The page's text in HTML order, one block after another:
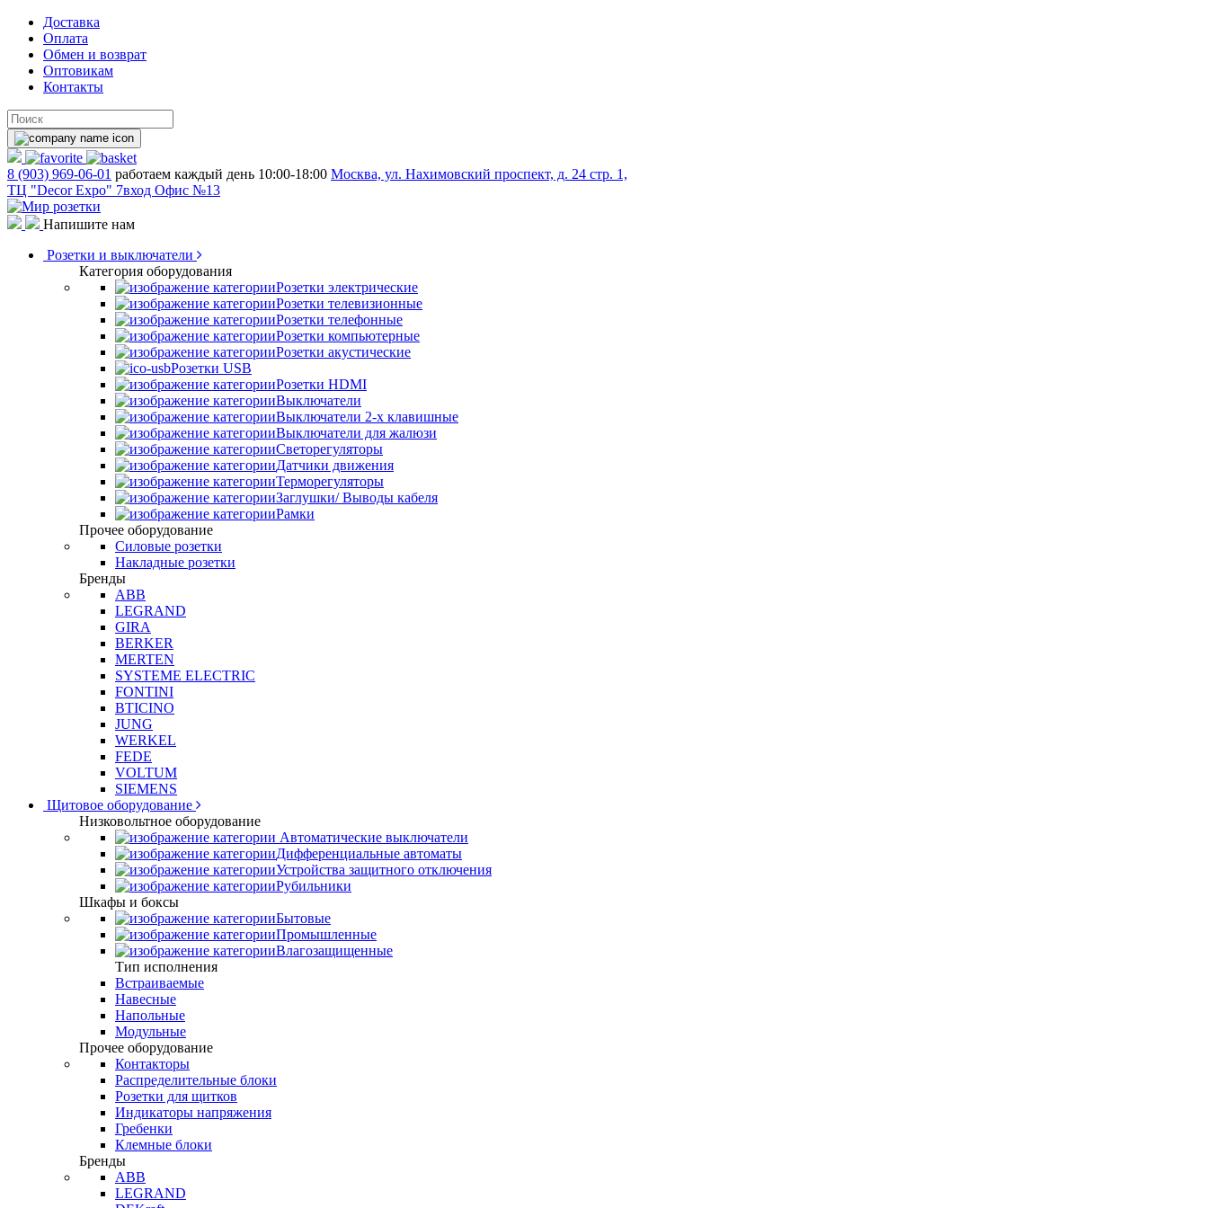
Доставка
Оплата
Обмен и возврат
Оптовикам
Контакты
8 (903) 969-06-01 работаем каждый день 10:00-18:00 Москва, ул. Нахимовский проспект, д. 24 стр. 1,
ТЦ "Decor Expo" 7вход Офис №13
Напишите нам
Розетки и выключатели
Категория оборудования
Розетки электрические
Розетки телевизионные
Розетки телефонные
Розетки компьютерные
Розетки акустические
Розетки USB
Розетки HDMI
Выключатели
Выключатели 2-х клавишные
Выключатели для жалюзи
Светорегуляторы
Датчики движения
Терморегуляторы
Заглушки/ Выводы кабеля
Рамки
Прочее оборудование
Силовые розетки
Накладные розетки
Бренды
ABB
LEGRAND
GIRA
BERKER
MERTEN
SYSTEME ELECTRIC
FONTINI
BTICINO
JUNG
WERKEL
FEDE
VOLTUM
SIEMENS
Щитовое оборудование
Низковольтное оборудование
Автоматические выключатели
Дифференциальные автоматы
Устройства защитного отключения
Рубильники
Шкафы и боксы
Бытовые
Промышленные
Влагозащищенные
Тип исполнения
Встраиваемые
Навесные
Напольные
Модульные
Прочее оборудование
Контакторы
Распределительные блоки
Розетки для щитков
Индикаторы напряжения
Гребенки
Клемные блоки
Бренды
ABB
LEGRAND